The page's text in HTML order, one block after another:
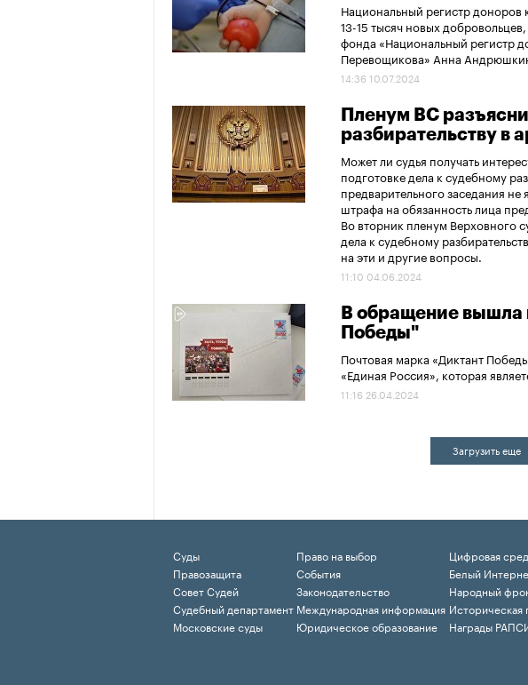
Национальный регистр доноров
13-15 тысяч новых
фонда «Национальный регистр
Перевощикова» Анна
14:36 10.07.2024
Пленум ВС
разбирательству в
Может ли судья получать
подготовке дела к судебному
предварительного заседания не
штрафа на обязанность лица
Во вторник пленум Верховного
дела к судебному
на эти и другие вопросы.
11:10 04.06.2024
В обращение вышла
Победы"
Почтовая марка «Диктант
«Единая Россия», которая
11:16 26.04.2024
Загрузить еще
Суды
Правозащита
Совет Судей
Судебный департамент
Московские суды
Право на выбор
События
Законодательство
Международная информация
Юридическое образование
Цифровая
Белый
Народный
Историческая
Награды